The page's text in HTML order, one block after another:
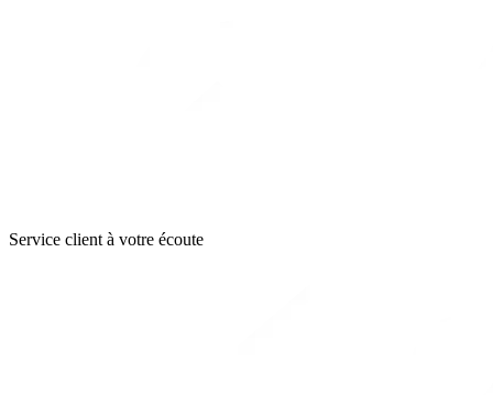
Service client à votre écoute